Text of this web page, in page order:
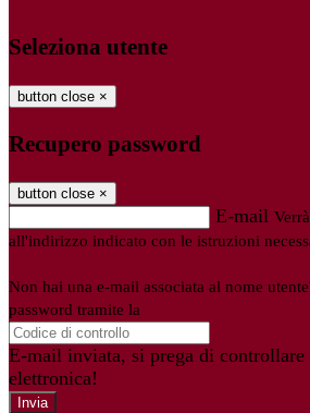
Seleziona utente
button close ×
Recupero password
button close ×
E-mail
all'indirizzo indicato con le istruzioni
Non hai una e-mail associata al nome
password tramite la
E-mail inviata, si prega di controllare
elettronica!